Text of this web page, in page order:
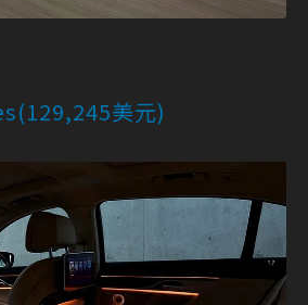
美元)